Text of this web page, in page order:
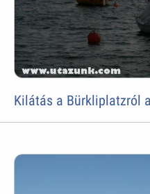
Kilátás a Bürkliplatzról